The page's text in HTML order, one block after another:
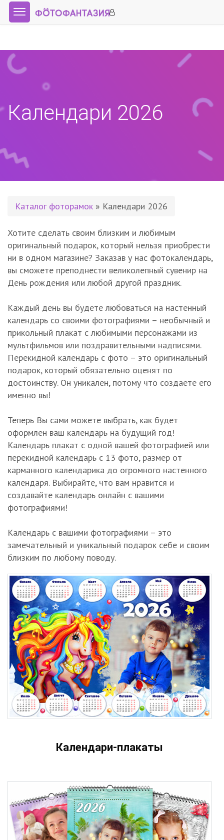
Календари 2026
Каталог фоторамок » Календари 2026
Хотите сделать своим близким и любимым
оригинальный подарок, который нельзя приобрести
ни в одном магазине? Заказав у нас фотокалендарь,
вы сможете преподнести великолепный сувенир на
День рождения или любой другой праздник.
Каждый день вы будете любоваться на настенный
календарь со своими фотографиями – необычный и
прикольный плакат с любимыми персонажами из
мультфильмов или поздравительными надписями.
Перекидной календарь с фото – это оригинальный
подарок, который обязательно оценят по
достоинству. Он уникален, потому что создаете его
именно вы!
Теперь Вы сами можете выбрать, как будет
оформлен ваш календарь на будущий год!
Календарь плакат с одной вашей фотографией или
перекидной календарь с 13 фото, размер от
карманного календарика до огромного настенного
календаря. Выбирайте, что вам нравится и
создавайте календарь онлайн с вашими
фотографиями!
Календарь с вашими фотографиями – это
замечательный и уникальный подарок себе и своим
близким по любому поводу.
Календари-плакаты